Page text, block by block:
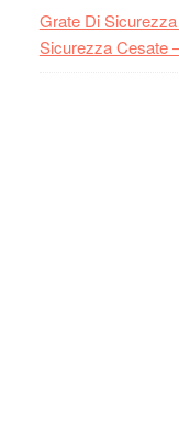
Grate Di
Sicurezza Cesate